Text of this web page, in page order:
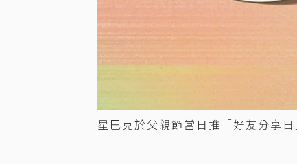
星巴克於父親節當日推「好友分享